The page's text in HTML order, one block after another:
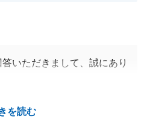
を読む
いただきまして、誠にあり
。